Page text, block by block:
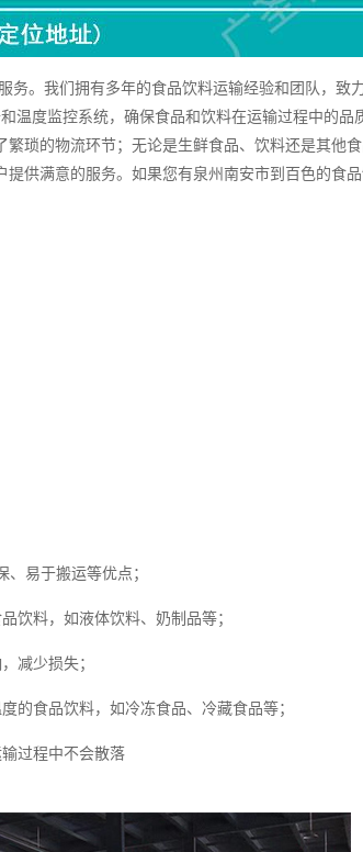
。我们拥有多年的食品饮料运输经验和团队，致
度监控系统，确保食品和饮料在运输过程中的品
琐的物流环节；无论是生鲜食品、饮料还是其他
供满意的服务。如果您有泉州南安市到百色的食
易于搬运等优点；
饮料，如液体饮料、奶制品等；
减少损失；
的食品饮料，如冷冻食品、冷藏食品等；
过程中不会散落